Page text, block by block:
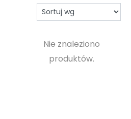
Nie znaleziono
produktów.